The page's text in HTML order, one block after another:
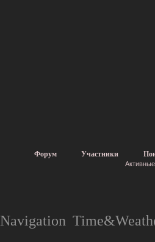
Форум Участники
Navigation